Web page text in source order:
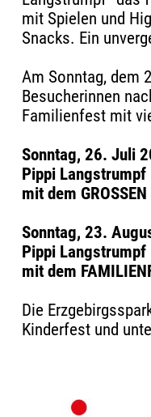
mit Spielen und
Snacks. Ein
Am Sonntag, dem
Besucherinnen
Familienfest mit
Sonntag, 26. Juli
Pippi Langstrumpf
mit dem
Sonntag, 23.
Pippi Langstrumpf
mit dem
Die
Kinderfest und